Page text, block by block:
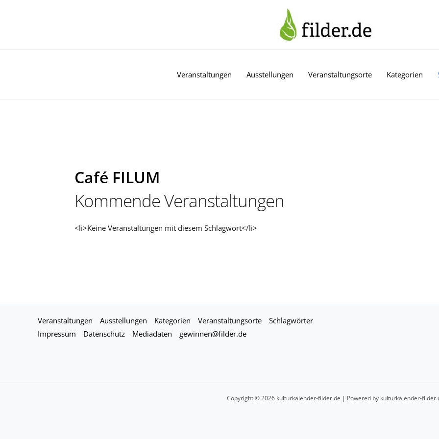
Veranstaltungen Ausstellungen Veranstaltungsorte Kategorien
Café FILUM
Kommende Veranstaltungen
<li>Keine Veranstaltungen mit diesem Schlagwort</li>
Veranstaltungen Ausstellungen Kategorien Veranstaltungsorte
Schlagwörter
Impressum
Datenschutz Mediadaten gewinnen@filder.de
Copyright © 2026 kulturkalender-filder.de | Powered by kulturkalender-